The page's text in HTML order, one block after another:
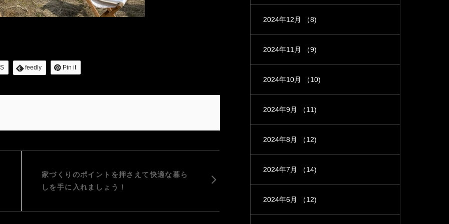
feedly Pin it
家づくりのポイントを押さえて快適な暮ら
しを手に入れましょう！
2024年12月 （8)
2024年11月 （9)
2024年10月 （10)
2024年9月 （11)
2024年8月 （12)
2024年7月 （14)
2024年6月 （12)